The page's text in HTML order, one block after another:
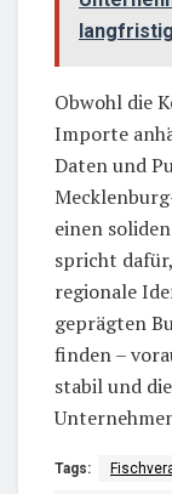
Obwohl die
Importe
Daten und
einen
spricht
regionale
geprägten
finden –
stabil und
Tags: